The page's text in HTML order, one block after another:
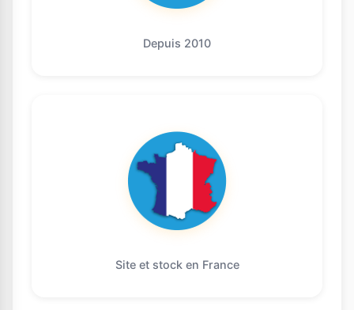
Depuis 2010
Site et stock en France